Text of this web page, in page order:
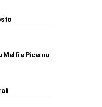
Melfi e Picerno